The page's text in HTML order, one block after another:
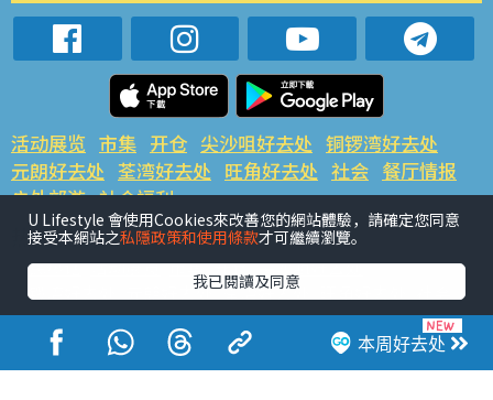
本周好去处
活动展览 市集 开仓 尖沙咀好去处 铜锣湾好去处
元朗好去处 荃湾好去处 旺角好去处 社会 餐厅情报
户外郊游 社会福利
热门类别
网民热话 活动展览 市集 开仓 尖沙咀好去处
铜锣湾好去处 元朗好去处 荃湾好去处 旺角好去处 社会
餐厅情报 户外郊游
热门标签
U Lifestyle 會使用Cookies來改善您的網站體驗，請確定您同意
接受本網站之私隱政策和使用條款才可繼續瀏覽。
我已閱讀及同意